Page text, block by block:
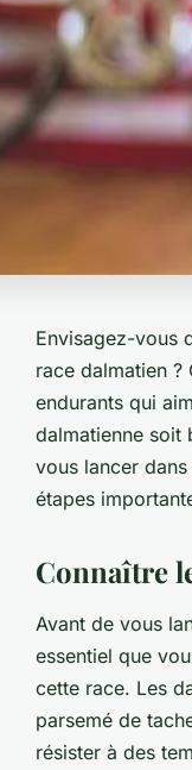
Envisagez-vous
race dalmatien ?
endurants qui
dalmatienne soit
vous lancer
étapes
Connaître
Avant de vous
essentiel que
cette race. Les
parsemé de
résister à des